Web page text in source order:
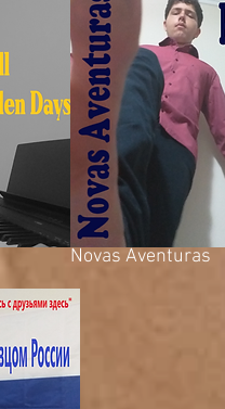
Novas Aventuras